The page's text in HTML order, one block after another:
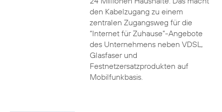
den Kabelzugang zu einem
zentralen Zugangsweg für die
“Internet für Zuhause”-Angebote
des Unternehmens neben VDSL,
Glasfaser und
Festnetzersatzprodukten auf
Mobilfunkbasis.